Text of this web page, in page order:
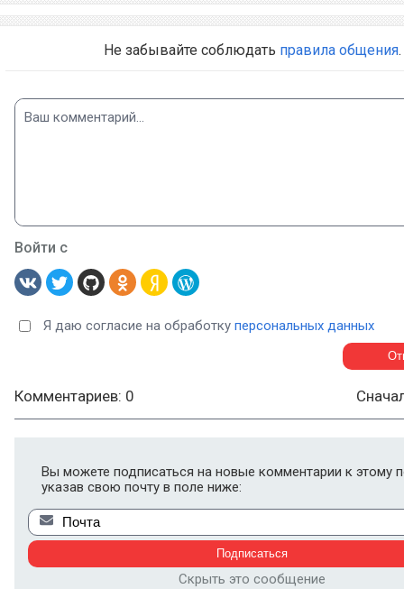
Не забывайте соблюдать правила общения.
Войти с
Я даю согласие на обработку персональных данных
Комментариев: 0
Вы можете подписаться на новые комментарии к этому
указав свою почту в поле ниже:
Скрыть это сообщение